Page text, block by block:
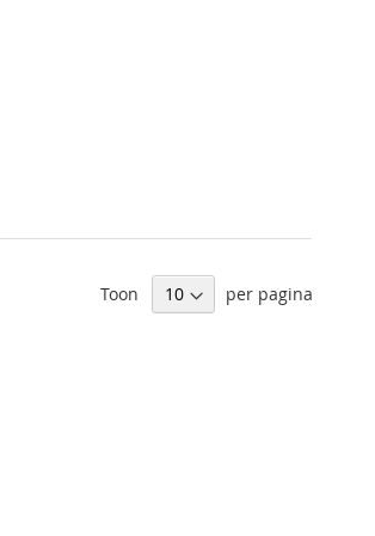
Toon per pagina